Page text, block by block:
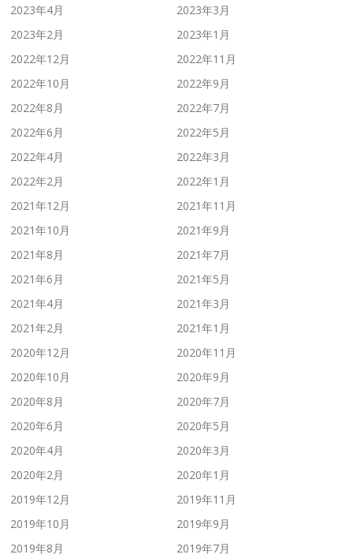
2023年4月
2023年3月
2023年2月
2023年1月
2022年12月
2022年11月
2022年10月
2022年9月
2022年8月
2022年7月
2022年6月
2022年5月
2022年4月
2022年3月
2022年2月
2022年1月
2021年12月
2021年11月
2021年10月
2021年9月
2021年8月
2021年7月
2021年6月
2021年5月
2021年4月
2021年3月
2021年2月
2021年1月
2020年12月
2020年11月
2020年10月
2020年9月
2020年8月
2020年7月
2020年6月
2020年5月
2020年4月
2020年3月
2020年2月
2020年1月
2019年12月
2019年11月
2019年10月
2019年9月
2019年8月
2019年7月